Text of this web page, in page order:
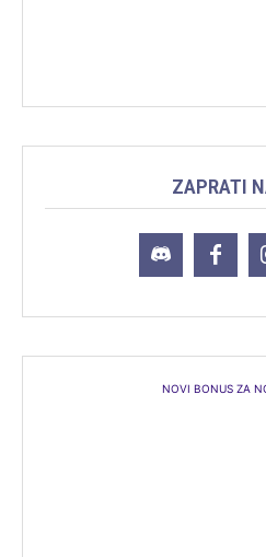
ZAPRATI
NOVI BONUS ZA